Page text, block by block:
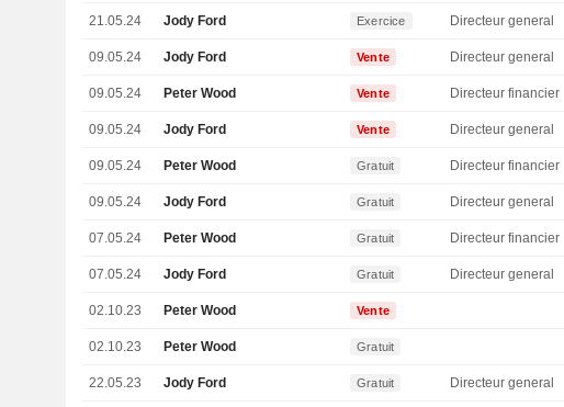
21.05.24 Jody Ford Exercice Directeur general
09.05.24 Jody Ford Vente Directeur general
09.05.24 Peter Wood Vente Directeur financier
09.05.24 Jody Ford Vente Directeur general
09.05.24 Peter Wood Gratuit Directeur financier
09.05.24 Jody Ford Gratuit Directeur general
07.05.24 Peter Wood Gratuit Directeur financier
07.05.24 Jody Ford Gratuit Directeur general
02.10.23 Peter Wood Vente
02.10.23 Peter Wood Gratuit
22.05.23 Jody Ford Gratuit Directeur general